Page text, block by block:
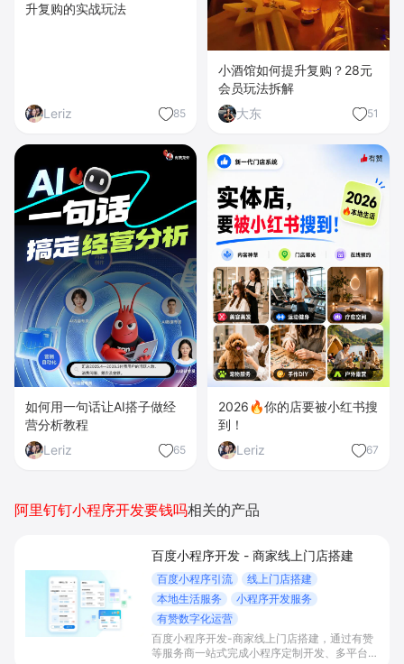
升复购的实战玩法
Leriz 85
小酒馆如何提升复购？28元
会员玩法拆解
大东
51
如何用一句话让AI搭子做经
营分析教程
Leriz
65
2026🔥你的店要被小红书搜
到！
Leriz
67
阿里钉钉小程序开发要钱吗相关的产品
百度小程序开发 - 商家线上门店搭建
百度小程序引流
线上门店搭建
本地生活服务
小程序开发服务
有赞数字化运营
百度小程序开发-商家线上门店搭建，通过有赞
等服务商一站式完成小程序定制开发、多平台联